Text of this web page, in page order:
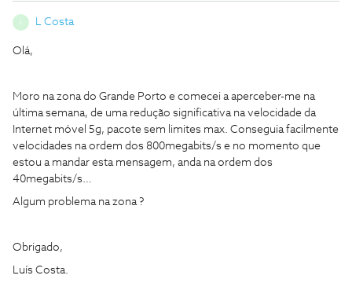
L Costa
Olá,
Moro na zona do Grande Porto e comecei a aperceber-me na
última semana, de uma redução significativa na velocidade da
Internet móvel 5g, pacote sem limites max. Conseguia facilmente
velocidades na ordem dos 800megabits/s e no momento que
estou a mandar esta mensagem, anda na ordem dos
40megabits/s…
Algum problema na zona ?
Obrigado,
Luís Costa.